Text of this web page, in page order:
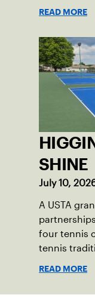
READ MORE
SHINE
July 10,
A USTA
four tennis
tennis
READ MORE